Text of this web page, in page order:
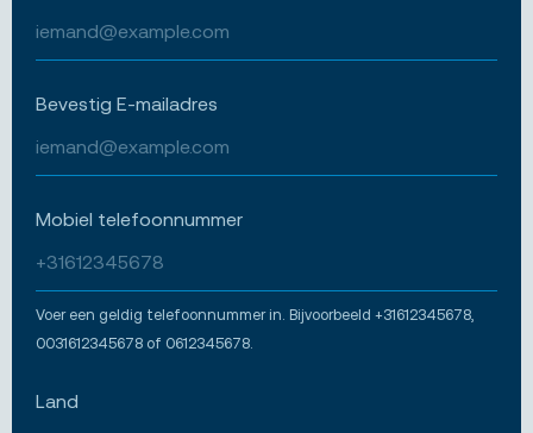
Bevestig E-mailadres
Mobiel telefoonnummer
Voer een geldig telefoonnummer in. Bijvoorbeeld +31612345678,
0031612345678 of 0612345678.
Land